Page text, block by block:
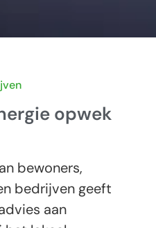
opwek
bewoners,
bedrijven geeft
aan